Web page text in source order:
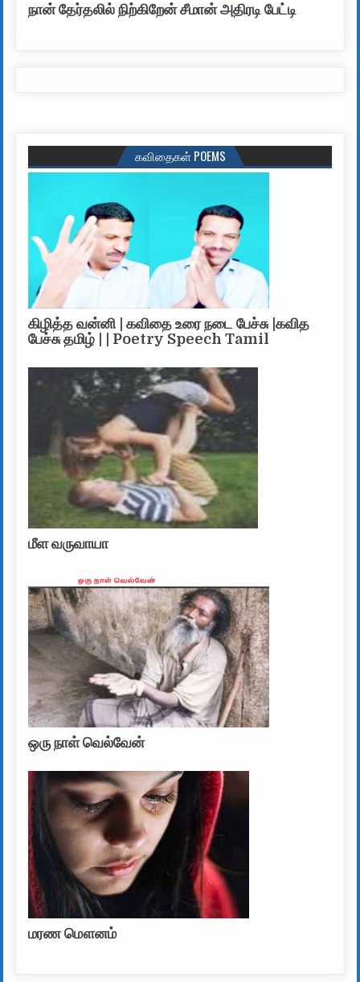
நான் தேர்தலில் நிற்கிறேன் சீமான் அதிரடி பேட்டி
கவிதைகள் POEMS
கிழித்த வன்னி | கவிதை உரை நடை பேச்சு |கவித
பேச்சு தமிழ் | | Poetry Speech Tamil
மீள வருவாயா
ஒரு நாள் வெல்வேன்
மரண மௌனம்